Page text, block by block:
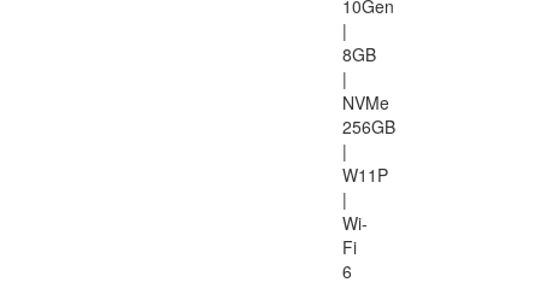
10Gen
|
8GB
|
NVMe
256GB
|
W11P
|
Wi-
Fi
6